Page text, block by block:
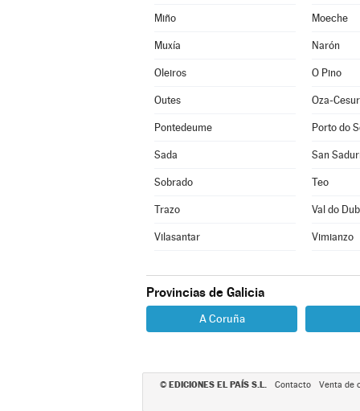
Miño Moeche
Muxía Narón
Oleiros O Pino
Outes Oza-
Pontedeume Porto do
Sada San
Sobrado Teo
Trazo Val do
Vilasantar Vimianzo
Provincias de Galicia
A Coruña
© EDICIONES EL PAÍS S.L. Contacto Venta de